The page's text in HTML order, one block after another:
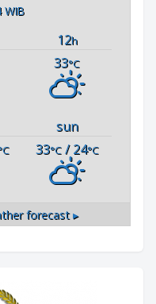
WIB
12h
33°C
sun
33°C/ 24°C
forecast ▸